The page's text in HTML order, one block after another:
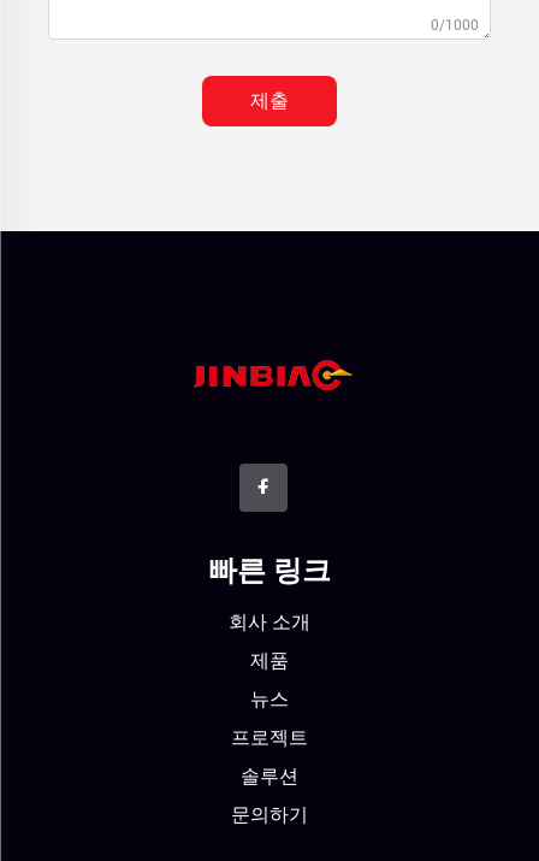
0/1000
제출
빠른 링크
회사 소개
제품
뉴스
프로젝트
솔루션
문의하기